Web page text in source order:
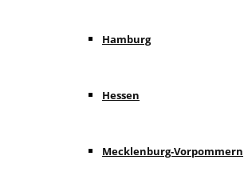
Hamburg
Hessen
Mecklenburg-Vorpommern